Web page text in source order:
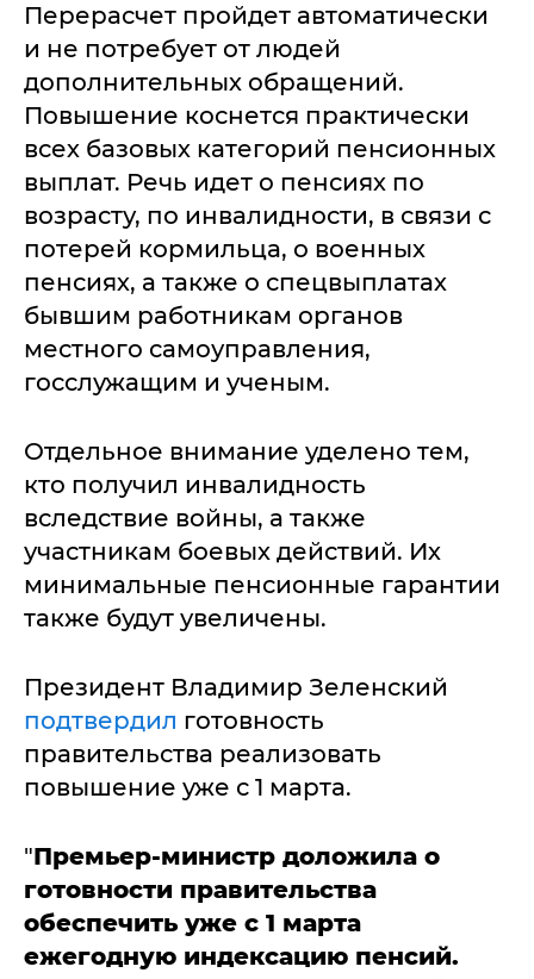
Перерасчет пройдет автоматически
и не потребует от людей
дополнительных обращений.
Повышение коснется практически
всех базовых категорий пенсионных
выплат. Речь идет о пенсиях по
возрасту, по инвалидности, в связи с
потерей кормильца, о военных
пенсиях, а также о спецвыплатах
бывшим работникам органов
местного самоуправления,
госслужащим и ученым.
Отдельное внимание уделено тем,
кто получил инвалидность
вследствие войны, а также
участникам боевых действий. Их
минимальные пенсионные гарантии
также будут увеличены.
Президент Владимир Зеленский
подтвердил готовность
правительства реализовать
повышение уже с 1 марта.
"Премьер-министр доложила о
готовности правительства
обеспечить уже с 1 марта
ежегодную индексацию пенсий.